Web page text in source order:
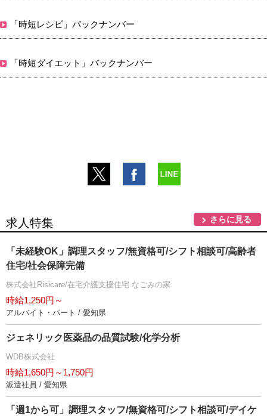
「時短レシピ」バックナンバー
「時短ダイエット」バックナンバー
求人特集 さらに見る
「未経験OK」調理スタッフ/無資格可/シフト相談可/高齢者
住宅/社会保障完備
株式会社Risicare/在宅介護支援住宅 なごみの家
時給1,250円～
アルバイト・パート / 愛知県
ジェネリック医薬品の品質試験/化学分析
WDB株式会社
時給1,650円～1,750円
派遣社員 / 愛知県
「週1から可」調理スタッフ/無資格可/シフト相談可/デイケ